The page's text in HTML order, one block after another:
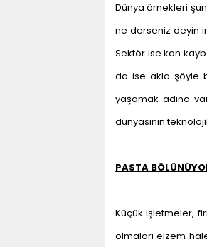
Dünya örnekleri
ne derseniz deyin
Sektör ise kan
da ise akla şöyle
yaşamak adına
dünyasının
PASTA
Küçük işletmeler,
olmaları elzem